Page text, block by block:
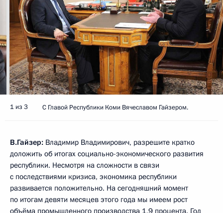
1 из 3 С Главой Республики Коми Вячеславом Гайзером.
В.Гайзер: Владимир Владимирович, разрешите кратко
доложить об итогах социально-экономического развития
республики. Несмотря на сложности в связи
с последствиями кризиса, экономика республики
развивается положительно. На сегодняшний момент
по итогам девяти месяцев этого года мы имеем рост